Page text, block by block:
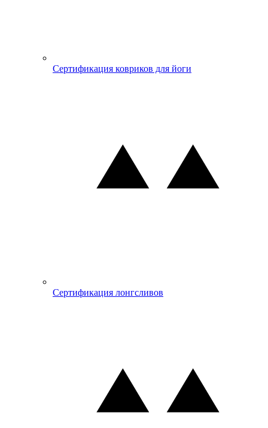
Сертификация ковриков для йоги
Сертификация лонгсливов